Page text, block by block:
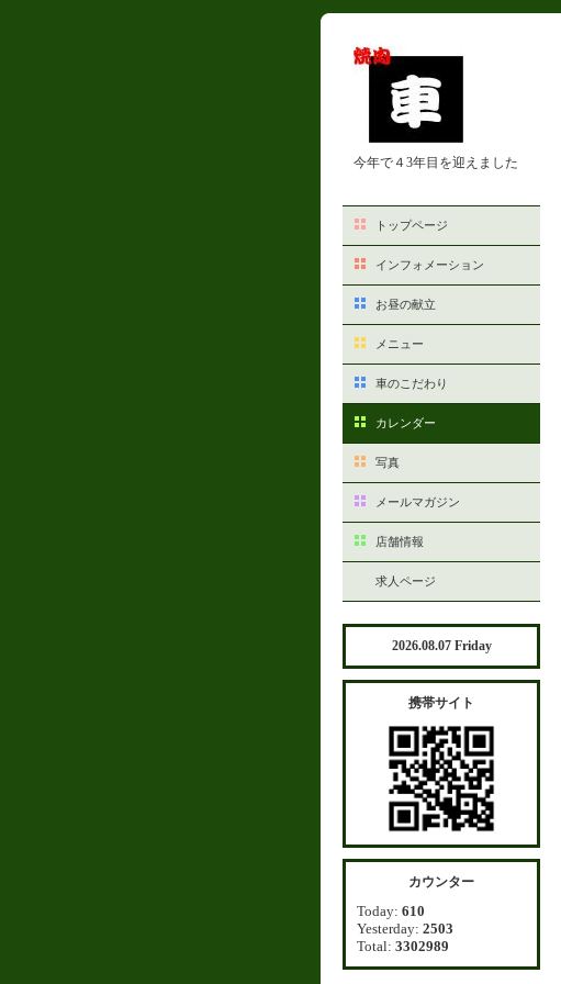
今年で４3年目を迎えました
トップページ
インフォメーション
お昼の献立
メニュー
車のこだわり
カレンダー
写真
メールマガジン
店舗情報
求人ページ
2026.08.07 Friday
携帯サイト
カウンター
Today: 610
Yesterday: 2503
Total: 3302989